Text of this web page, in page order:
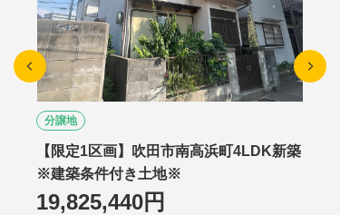
分譲地
【限定1区画】吹田市南高浜町4LDK新築
※建築条件付き土地※
19,825,440円